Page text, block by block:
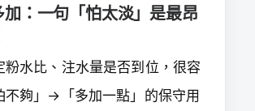
：一句「怕太淡」是最昂
粉水比、注水量是否到位，很容
不夠」→「多加一點」的保守用